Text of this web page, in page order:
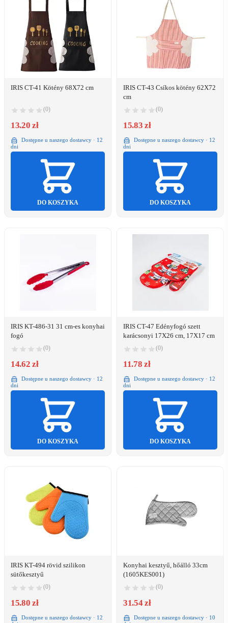
IRIS CT-41 Kötény 68X72 cm
(0)
13.20 zł
Dostępne u naszego dostawcy · 12
dni
DO KOSZYKA
IRIS CT-43 Csíkos kötény 62X72
cm
(0)
15.83 zł
Dostępne u naszego dostawcy · 12
dni
DO KOSZYKA
IRIS KT-486-31 31 cm-es konyhai
fogó
(0)
14.62 zł
Dostępne u naszego dostawcy · 12
dni
DO KOSZYKA
IRIS CT-47 Edényfogó szett
karácsonyi 17X26 cm, 17X17 cm
(0)
11.78 zł
Dostępne u naszego dostawcy · 12
dni
DO KOSZYKA
IRIS KT-494 rövid szilikon
sütőkesztyű
(0)
15.80 zł
Dostępne u naszego dostawcy · 12
Konyhai kesztyű, hőálló 33cm
(1605KES001)
(0)
31.54 zł
Dostępne u naszego dostawcy · 10